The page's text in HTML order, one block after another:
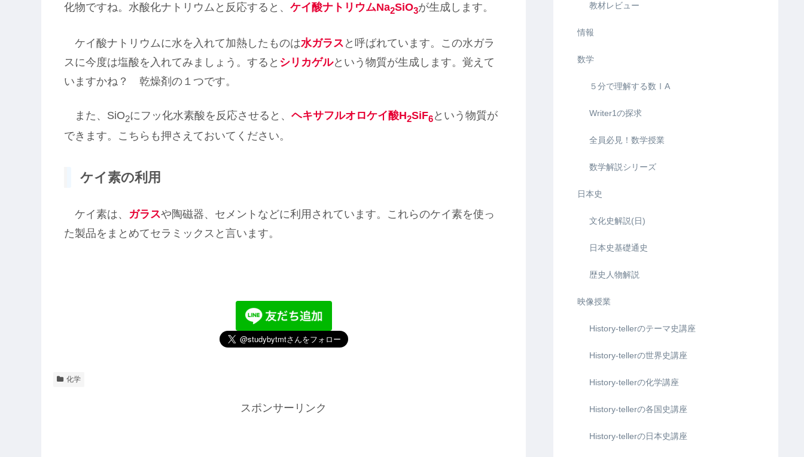
化物ですね。水酸化ナトリウムと反応すると、 ケイ酸ナトリウムNa2SiO3が生成します。
ケイ酸ナトリウムに水を入れて加熱したものは水ガラス と呼ばれています。この水ガラ
スに今度は塩酸を入れてみましょう。すると シリカゲルという物質が生成します。覚えて
いますかね？ 乾燥剤の１つです。
また、SiO2にフッ化水素酸を反応させると、 ヘキサフルオロケイ酸H2SiF6という物質が
できます。こちらも押さえておいてください。
ケイ素の利用
ケイ素は、 ガラスや陶磁器、セメントなどに利用されています。これらのケイ素を使っ
た製品をまとめてセラミックスと言います。
化学
スポンサーリンク
教材レビュー
情報
数学
５分で理解する数ⅠA
Writer1の探求
全員必見！数学授業
数学解説シリーズ
日本史
文化史解説(日)
日本史基礎通史
歴史人物解説
映像授業
History-tellerのテーマ史講座
History-tellerの世界史講座
History-tellerの化学講座
History-tellerの各国史講座
History-tellerの日本史講座